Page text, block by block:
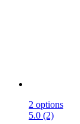
2 options
5.0 (2)